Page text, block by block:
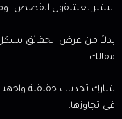
البشر يعشقون القصص،
بدلاً من عرض الحقائق
مقالك.
شارك تحديات حقيقية
في تجاوزها.